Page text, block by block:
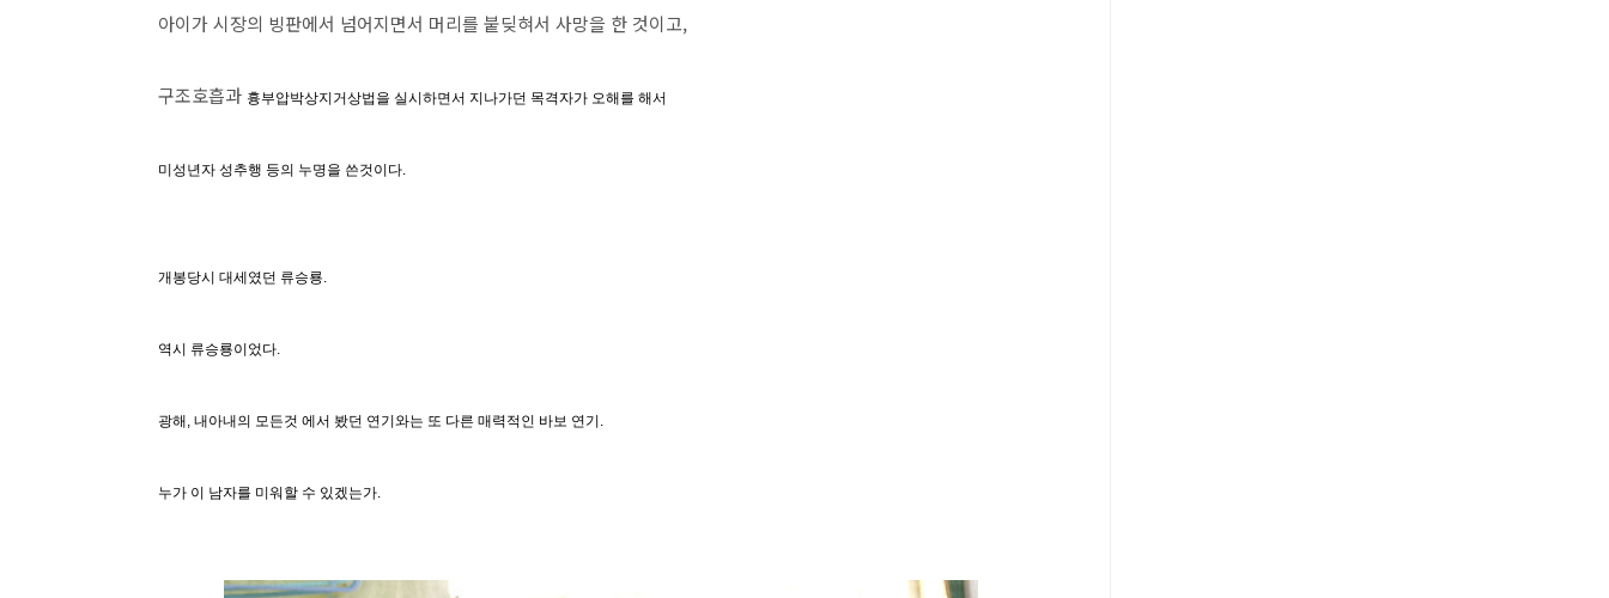
아이가 시장의 빙판에서 넘어지면서 머리를 붙딪혀서 사망을 한 것이고,
구조호흡과 흉부압박상지거상법을 실시하면서 지나가던 목격자가 오해를 해서
미성년자 성추행 등의 누명을 쓴것이다.
개봉당시 대세였던 류승룡.
역시 류승룡이었다.
광해, 내아내의 모든것 에서 봤던 연기와는 또 다른 매력적인 바보 연기.
누가 이 남자를 미워할 수 있겠는가.